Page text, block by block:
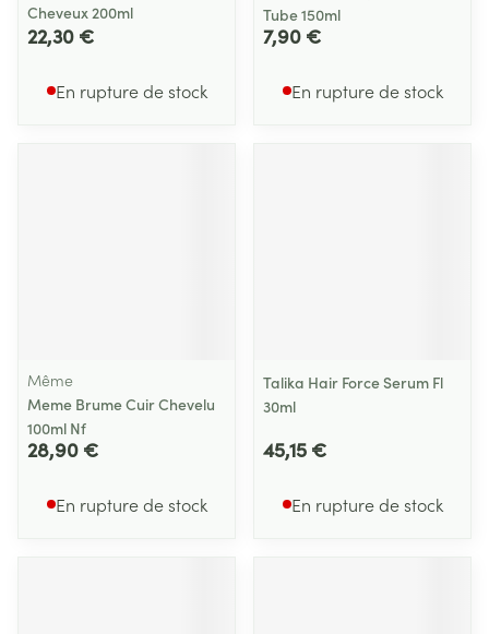
Cheveux 200ml
22,30 €
En rupture de stock
Tube 150ml
7,90 €
En rupture de stock
Même
Meme Brume Cuir Chevelu
100ml Nf
28,90 €
En rupture de stock
Talika Hair Force Serum Fl
30ml
45,15 €
En rupture de stock